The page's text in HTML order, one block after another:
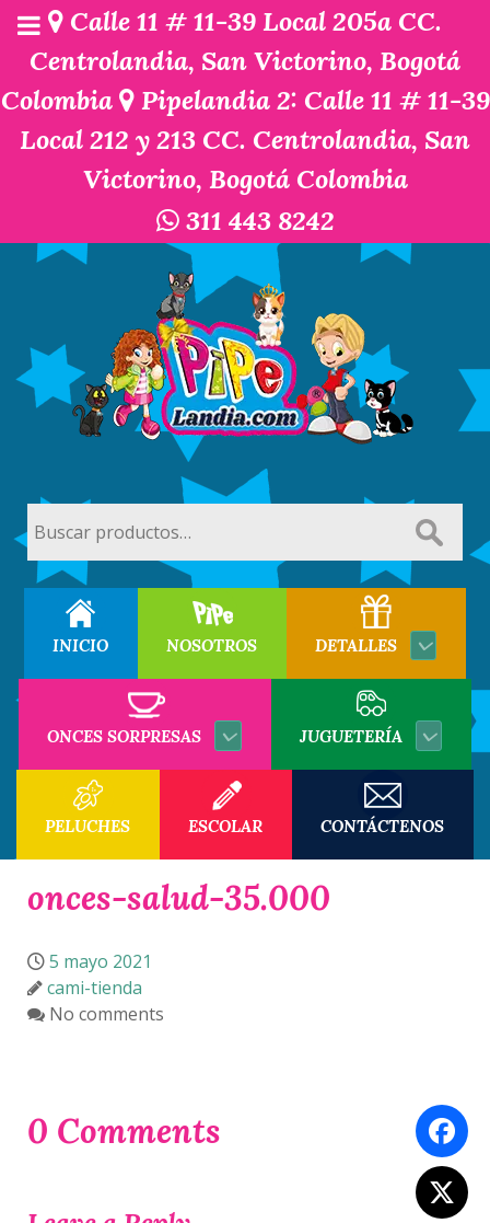
Calle 11 # 11-39 Local 205a CC.
Centrolandia, San Victorino, Bogotá
Colombia
Pipelandia 2: Calle 11 # 11-39
Local 212 y 213 CC. Centrolandia, San
Victorino, Bogotá Colombia
311 443 8242
por:
INICIO NOSOTROS DETALLES
ONCES SORPRESAS JUGUETERÍA
PELUCHES ESCOLAR CONTÁCTENOS
onces-salud-35.000
5 mayo 2021
cami-tienda
No comments
0 Comments